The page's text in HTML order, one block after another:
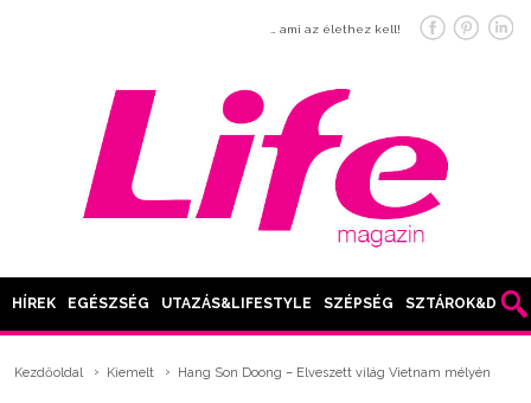
… ami az élethez kell!
HÍREK EGÉSZSÉG UTAZÁS&LIFESTYLE SZÉPSÉG SZTÁROK&DIVAT
Kezdőoldal Kiemelt Hang Son Doong – Elveszett világ Vietnam mélyén